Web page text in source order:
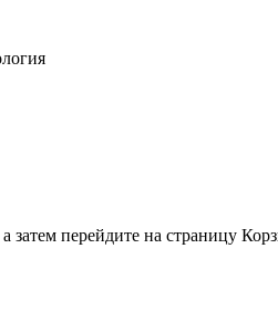
перейдите на страницу